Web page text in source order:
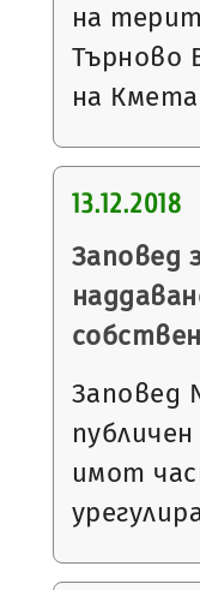
на
Търново
на
13.12.2018
Заповед
Заповед
имот